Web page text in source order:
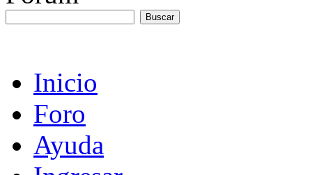
Inicio
Foro
Ayuda